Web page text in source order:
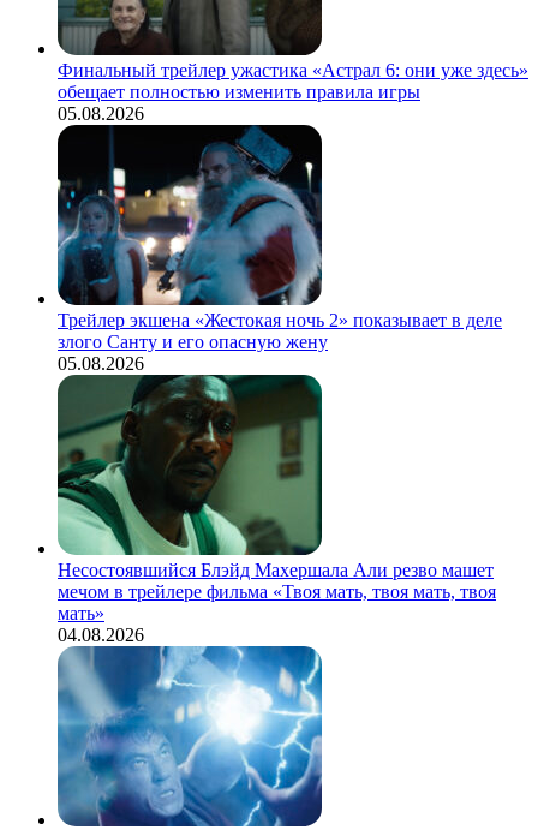
Финальный трейлер ужастика «Астрал 6: они уже здесь»
обещает полностью изменить правила игры
05.08.2026
Трейлер экшена «Жестокая ночь 2» показывает в деле
злого Санту и его опасную жену
05.08.2026
Несостоявшийся Блэйд Махершала Али резво машет
мечом в трейлере фильма «Твоя мать, твоя мать, твоя
мать»
04.08.2026